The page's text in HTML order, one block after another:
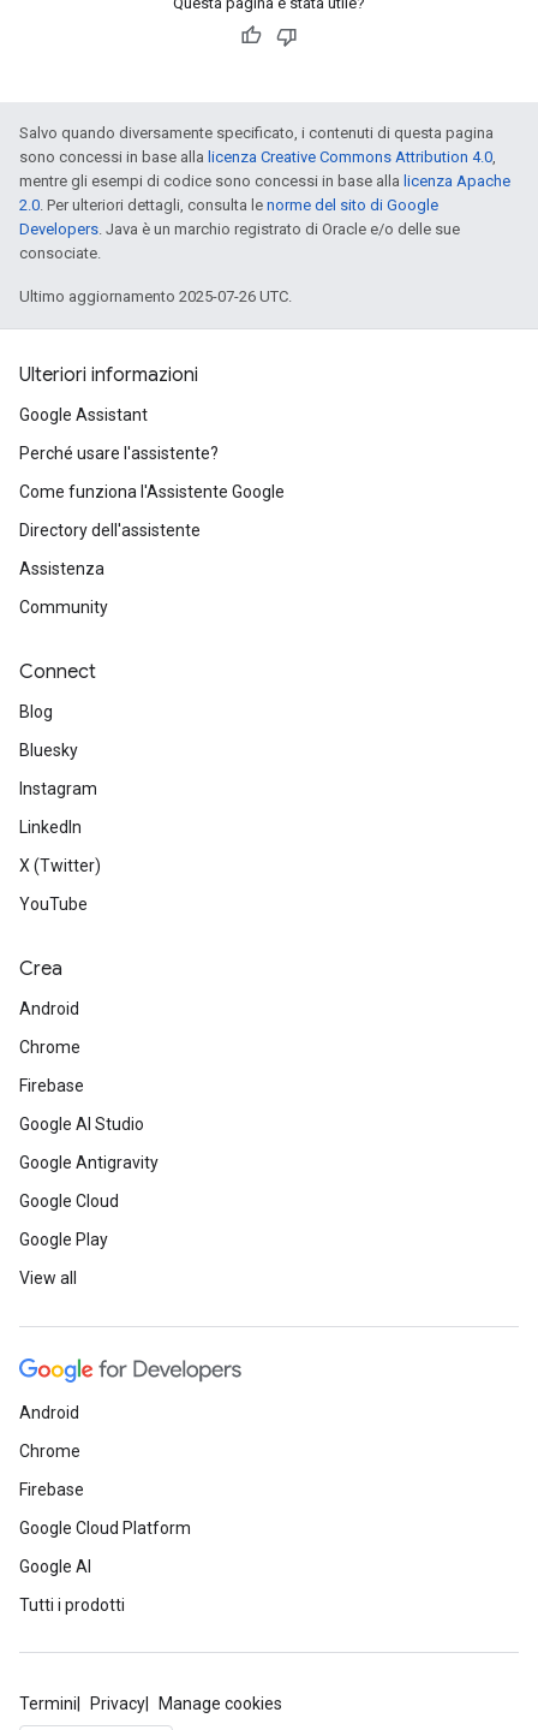
Salvo quando diversamente specificato, i contenuti di questa pagina
sono concessi in base alla licenza Creative Commons Attribution 4.0,
mentre gli esempi di codice sono concessi in base alla licenza Apache
2.0. Per ulteriori dettagli, consulta le norme del sito di Google
Developers. Java è un marchio registrato di Oracle e/o delle sue
consociate.
Ultimo aggiornamento 2025-07-26 UTC.
Ulteriori informazioni
Google Assistant
Perché usare l'assistente?
Come funziona l'Assistente Google
Directory dell'assistente
Assistenza
Community
Connect
Blog
Bluesky
Instagram
LinkedIn
X (Twitter)
YouTube
Crea
Android
Chrome
Firebase
Google AI Studio
Google Antigravity
Google Cloud
Google Play
View all
Android
Chrome
Firebase
Google Cloud Platform
Google AI
Tutti i prodotti
Termini Privacy Manage cookies